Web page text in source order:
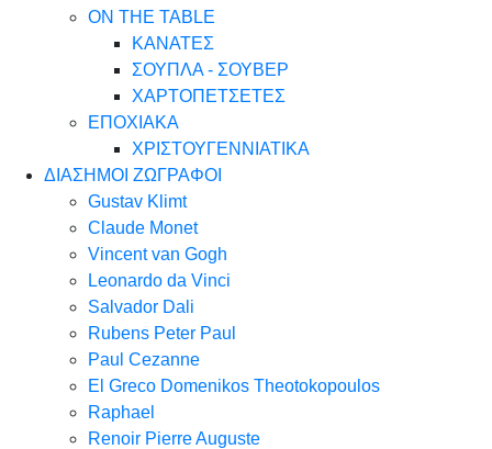
ON THE TABLE
ΚΑΝΑΤΕΣ
ΣΟΥΠΛΑ - ΣΟΥΒΕΡ
ΧΑΡΤΟΠΕΤΣΕΤΕΣ
ΕΠΟΧΙΑΚΑ
ΧΡΙΣΤΟΥΓΕΝΝΙΑΤΙΚΑ
ΔΙΑΣΗΜΟΙ ΖΩΓΡΑΦΟΙ
Gustav Klimt
Claude Monet
Vincent van Gogh
Leonardo da Vinci
Salvador Dali
Rubens Peter Paul
Paul Cezanne
El Greco Domenikos Theotokopoulos
Raphael
Renoir Pierre Auguste